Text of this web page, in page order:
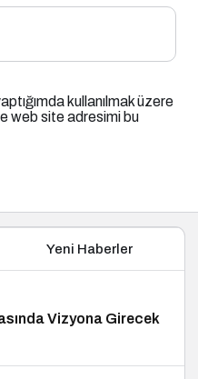
kullanılmak üzere
web site adresimi bu
Yeni Haberler
Vizyona Girecek